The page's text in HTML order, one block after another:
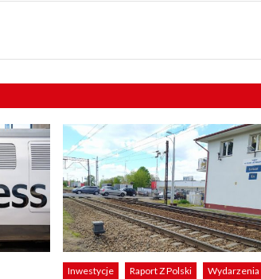
Inwestycje Raport Z Polski Wydarzenia